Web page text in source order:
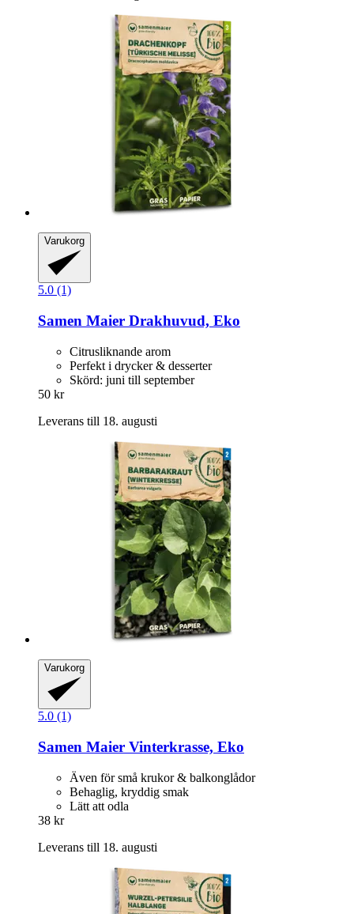
Varukorg
5.0 (1)
Samen Maier Drakhuvud, Eko
Citrusliknande arom
Perfekt i drycker & desserter
Skörd: juni till september
50 kr
Leverans till 18. augusti
Varukorg
5.0 (1)
Samen Maier Vinterkrasse, Eko
Även för små krukor & balkonglådor
Behaglig, kryddig smak
Lätt att odla
38 kr
Leverans till 18. augusti